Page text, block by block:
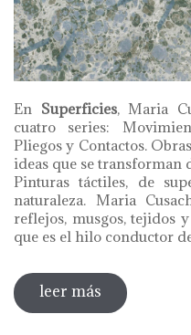
En Superficies, Maria
cuatro series:
Pliegos y Contactos.
ideas que se transforman
Pinturas táctiles, de
naturaleza. Maria
reflejos, musgos, tejidos
que es el hilo conductor
leer más sobre
superfícies